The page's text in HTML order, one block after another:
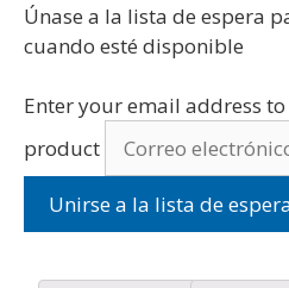
Únase a la lista de espera
cuando esté disponible
Enter your email address
product
Unirse a la lista de